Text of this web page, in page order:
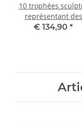
10 trophées
représentant des
chevreuils, couleur
€ 134,90 *